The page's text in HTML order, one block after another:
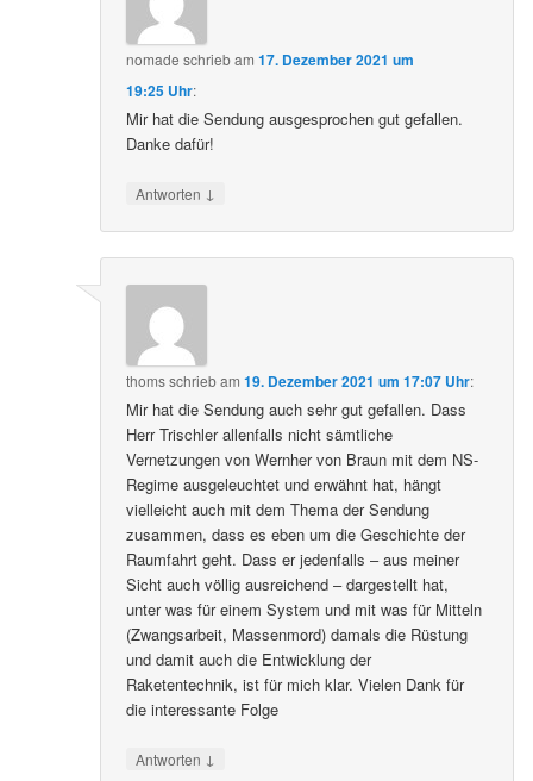
nomade schriebam17. Dezember 2021 um
19:25 Uhr:
Mir hat die Sendung ausgesprochen gut gefallen.
Danke dafür!
Antworten ↓
thomsschriebam19. Dezember 2021 um 17:07 Uhr:
Mir hat die Sendung auch sehr gut gefallen. Dass
Herr Trischler allenfalls nicht sämtliche
Vernetzungen von Wernher von Braun mit dem NS-
Regime ausgeleuchtet und erwähnt hat, hängt
vielleicht auch mit dem Thema der Sendung
zusammen, dass es eben um die Geschichte der
Raumfahrt geht. Dass er jedenfalls – aus meiner
Sicht auch völlig ausreichend – dargestellt hat,
unter was für einem System und mit was für Mitteln
(Zwangsarbeit, Massenmord) damals die Rüstung
und damit auch die Entwicklung der
Raketentechnik, ist für mich klar. Vielen Dank für
die interessante Folge
Antworten ↓